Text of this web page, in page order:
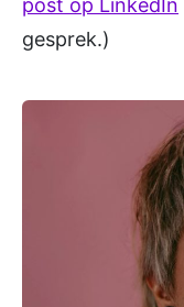
post op LinkedIn
gesprek.)